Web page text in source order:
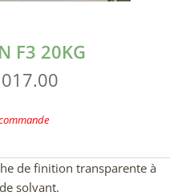
F3 20KG
de finition transparente à
solvant.